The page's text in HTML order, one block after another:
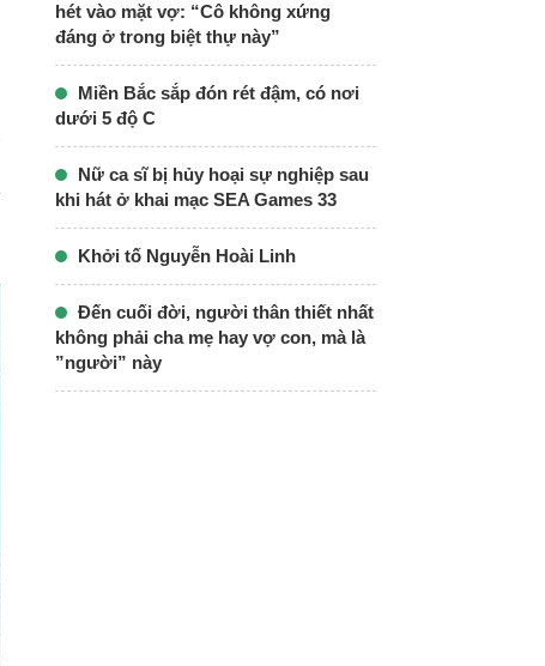
hét vào mặt vợ: “Cô không xứng
đáng ở trong biệt thự này”
Miền Bắc sắp đón rét đậm, có nơi
dưới 5 độ C
Nữ ca sĩ bị hủy hoại sự nghiệp sau
khi hát ở khai mạc SEA Games 33
Khởi tố Nguyễn Hoài Linh
Đến cuối đời, người thân thiết nhất
không phải cha mẹ hay vợ con, mà là
”người” này